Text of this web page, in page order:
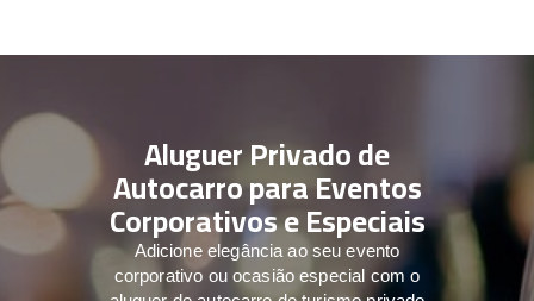
Aluguer Privado de
Autocarro para Eventos
Corporativos e Especiais
Adicione elegância ao seu evento
corporativo ou ocasião especial com o